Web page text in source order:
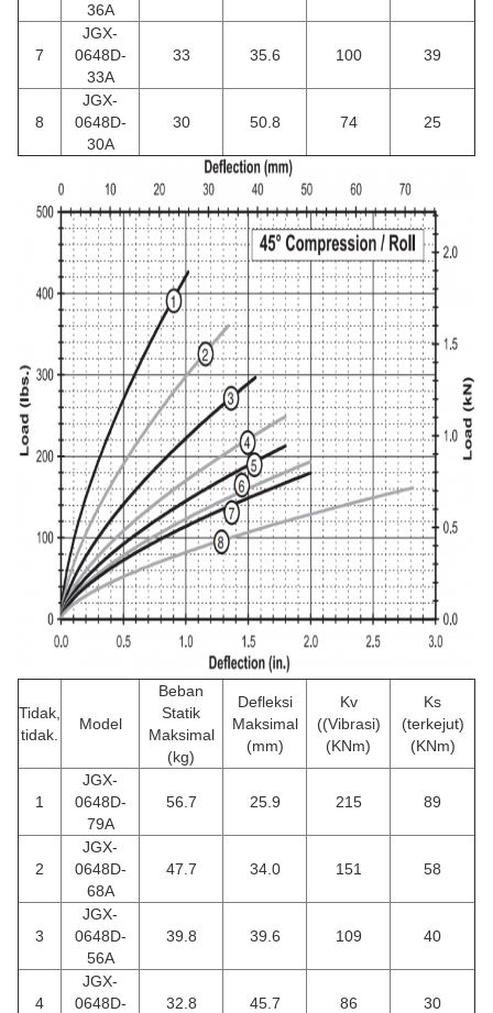
36A
7
JGX-
0648D-
33A
33 35.6 100 39
8
JGX-
0648D-
30A
30 50.8 74 25
Tidak,
tidak.
Model
Beban
Statik
Maksimal
(kg)
Defleksi
Maksimal
(mm)
Kv
((Vibrasi)
(KNm)
Ks
(terkejut)
(KNm)
1
JGX-
0648D-
79A
56.7 25.9 215 89
2
JGX-
0648D-
68A
47.7 34.0 151 58
3
JGX-
0648D-
56A
39.8 39.6 109 40
4
JGX-
0648D-
32.8 45.7 86 30